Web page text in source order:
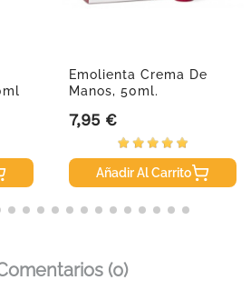
Emolienta Crema De
Manos, 50ml.
Precio
7,95 €
Añadir Al Carrito
(0)